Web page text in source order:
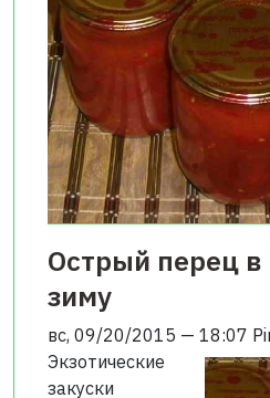
Острый перец в
зиму
вс, 09/20/2015 — 18:07
Экзотические
закуски